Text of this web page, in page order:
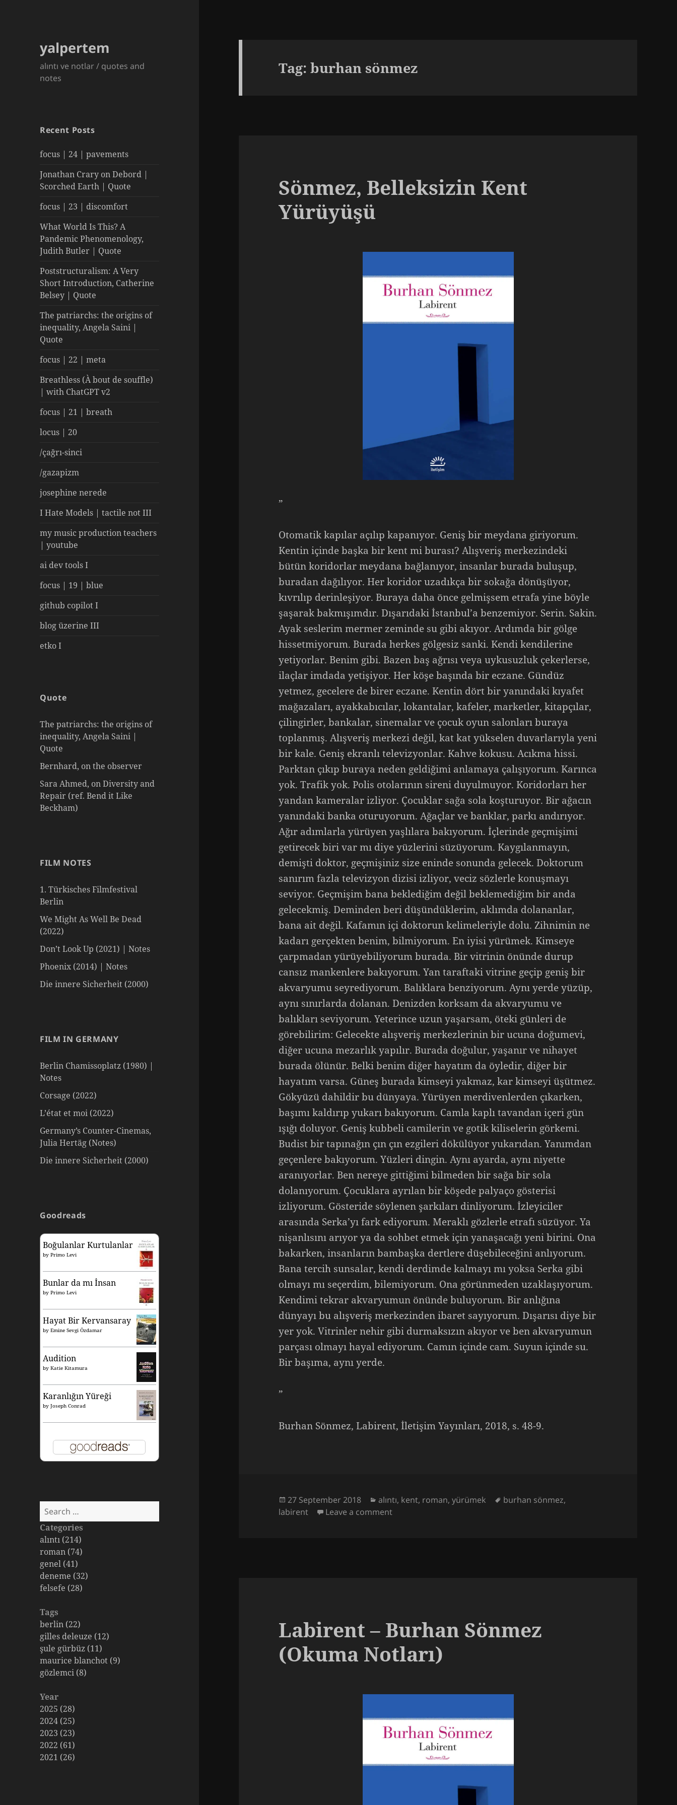
yalpertem
alıntı ve notlar / quotes and
notes
Recent Posts
focus | 24 | pavements
Jonathan Crary on Debord |
Scorched Earth | Quote
focus | 23 | discomfort
What World Is This? A
Pandemic Phenomenology,
Judith Butler | Quote
Poststructuralism: A Very
Short Introduction, Catherine
Belsey | Quote
The patriarchs: the origins of
inequality, Angela Saini |
Quote
focus | 22 | meta
Breathless (À bout de souffle)
| with ChatGPT v2
focus | 21 | breath
locus | 20
/çağrı-sinci
/gazapizm
josephine nerede
I Hate Models | tactile not III
my music production teachers
| youtube
ai dev tools I
focus | 19 | blue
github copilot I
blog üzerine III
etko I
Quote
The patriarchs: the origins of
inequality, Angela Saini |
Quote
Bernhard, on the observer
Sara Ahmed, on Diversity and
Repair (ref. Bend it Like
Beckham)
FILM NOTES
1. Türkisches Filmfestival
Berlin
We Might As Well Be Dead
(2022)
Don’t Look Up (2021) | Notes
Phoenix (2014) | Notes
Die innere Sicherheit (2000)
FILM IN GERMANY
Berlin Chamissoplatz (1980) |
Notes
Corsage (2022)
L’état et moi (2022)
Germany’s Counter-Cinemas,
Julia Hertäg (Notes)
Die innere Sicherheit (2000)
Goodreads
Boğulanlar Kurtulanlar
byPrimo Levi
Bunlar da mı İnsan
byPrimo Levi
Hayat Bir Kervansaray
byEmine Sevgi Özdamar
Audition
byKatie Kitamura
Karanlığın Yüreği
byJoseph Conrad
Search
for:
Categories
alıntı (214)
roman (74)
genel (41)
deneme (32)
felsefe (28)
Tags
berlin (22)
gilles deleuze (12)
şule gürbüz (11)
maurice blanchot (9)
gözlemci (8)
Year
2025 (28)
2024 (25)
2023 (23)
2022 (61)
2021 (26)
Tag:burhan sönmez
Sönmez, Belleksizin Kent
Yürüyüşü
”
Otomatik kapılar açılıp kapanıyor. Geniş bir meydana giriyorum.
Kentin içinde başka bir kent mi burası? Alışveriş merkezindeki
bütün koridorlar meydana bağlanıyor, insanlar burada buluşup,
buradan dağılıyor. Her koridor uzadıkça bir sokağa dönüşüyor,
kıvrılıp derinleşiyor. Buraya daha önce gelmişsem etrafa yine böyle
şaşarak bakmışımdır. Dışarıdaki İstanbul’a benzemiyor. Serin. Sakin.
Ayak seslerim mermer zeminde su gibi akıyor. Ardımda bir gölge
hissetmiyorum. Burada herkes gölgesiz sanki. Kendi kendilerine
yetiyorlar. Benim gibi. Bazen baş ağrısı veya uykusuzluk çekerlerse,
ilaçlar imdada yetişiyor. Her köşe başında bir eczane. Gündüz
yetmez, gecelere de birer eczane. Kentin dört bir yanındaki kıyafet
mağazaları, ayakkabıcılar, lokantalar, kafeler, marketler, kitapçılar,
çilingirler, bankalar, sinemalar ve çocuk oyun salonları buraya
toplanmış. Alışveriş merkezi değil, kat kat yükselen duvarlarıyla yeni
bir kale. Geniş ekranlı televizyonlar. Kahve kokusu. Acıkma hissi.
Parktan çıkıp buraya neden geldiğimi anlamaya çalışıyorum. Karınca
yok. Trafik yok. Polis otolarının sireni duyulmuyor. Koridorları her
yandan kameralar izliyor. Çocuklar sağa sola koşturuyor. Bir ağacın
yanındaki banka oturuyorum. Ağaçlar ve banklar, parkı andırıyor.
Ağır adımlarla yürüyen yaşlılara bakıyorum. İçlerinde geçmişimi
getirecek biri var mı diye yüzlerini süzüyorum. Kaygılanmayın,
demişti doktor, geçmişiniz size eninde sonunda gelecek. Doktorum
sanırım fazla televizyon dizisi izliyor, veciz sözlerle konuşmayı
seviyor. Geçmişim bana beklediğim değil beklemediğim bir anda
gelecekmiş. Deminden beri düşündüklerim, aklımda dolananlar,
bana ait değil. Kafamın içi doktorun kelimeleriyle dolu. Zihnimin ne
kadarı gerçekten benim, bilmiyorum. En iyisi yürümek. Kimseye
çarpmadan yürüyebiliyorum burada. Bir vitrinin önünde durup
cansız mankenlere bakıyorum. Yan taraftaki vitrine geçip geniş bir
akvaryumu seyrediyorum. Balıklara benziyorum. Aynı yerde yüzüp,
aynı sınırlarda dolanan. Denizden korksam da akvaryumu ve
balıkları seviyorum. Yeterince uzun yaşarsam, öteki günleri de
görebilirim: Gelecekte alışveriş merkezlerinin bir ucuna doğumevi,
diğer ucuna mezarlık yapılır. Burada doğulur, yaşanır ve nihayet
burada ölünür. Belki benim diğer hayatım da öyledir, diğer bir
hayatım varsa. Güneş burada kimseyi yakmaz, kar kimseyi üşütmez.
Gökyüzü dahildir bu dünyaya. Yürüyen merdivenlerden çıkarken,
başımı kaldırıp yukarı bakıyorum. Camla kaplı tavandan içeri gün
ışığı doluyor. Geniş kubbeli camilerin ve gotik kiliselerin görkemi.
Budist bir tapınağın çın çın ezgileri dökülüyor yukarıdan. Yanımdan
geçenlere bakıyorum. Yüzleri dingin. Aynı ayarda, aynı niyette
aranıyorlar. Ben nereye gittiğimi bilmeden bir sağa bir sola
dolanıyorum. Çocuklara ayrılan bir köşede palyaço gösterisi
izliyorum. Gösteride söylenen şarkıları dinliyorum. İzleyiciler
arasında Serka’yı fark ediyorum. Meraklı gözlerle etrafı süzüyor. Ya
nişanlısını arıyor ya da sohbet etmek için yanaşacağı yeni birini. Ona
bakarken, insanların bambaşka dertlere düşebileceğini anlıyorum.
Bana tercih sunsalar, kendi derdimde kalmayı mı yoksa Serka gibi
olmayı mı seçerdim, bilemiyorum. Ona görünmeden uzaklaşıyorum.
Kendimi tekrar akvaryumun önünde buluyorum. Bir anlığına
dünyayı bu alışveriş merkezinden ibaret sayıyorum. Dışarısı diye bir
yer yok. Vitrinler nehir gibi durmaksızın akıyor ve ben akvaryumun
parçası olmayı hayal ediyorum. Camın içinde cam. Suyun içinde su.
Bir başıma, aynı yerde.
”
Burhan Sönmez, Labirent, İletişim Yayınları, 2018, s. 48-9.
Posted
on
27 September 2018 Categories
alıntı, kent, roman,yürümek Tags
burhan sönmez,
labirent
Leave a commenton Sönmez, Belleksizin Kent Yürüyüşü
Labirent – Burhan Sönmez
(Okuma Notları)